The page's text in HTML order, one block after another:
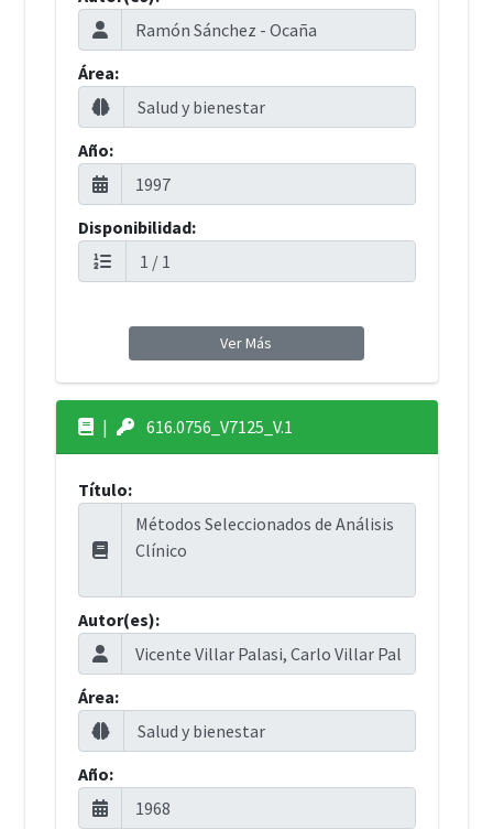
Área:
Año:
Disponibilidad:
Ver Más
| 616.0756_V7125_V.1
Título:
Autor(es):
Área:
Año: